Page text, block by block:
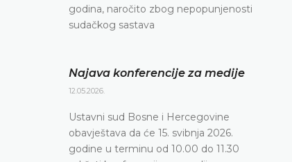
Najava konferencije za medije
svibnja 2026. godine u terminu od 10.00 do
konferenciju za medije
DETALJNIJE
godina, naročito zbog nepopunjenosti
sudačkog sastava
Najava konferencije za medije
12.05.2026.
Ustavni sud Bosne i Hercegovine
obavještava da će 15. svibnja 2026.
godine u terminu od 10.00 do 11.30